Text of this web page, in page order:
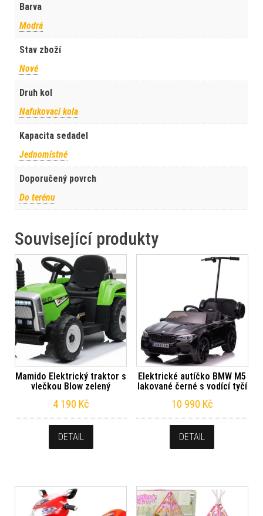
Barva
Modrá
Stav zboží
Nové
Druh kol
Nafukovací kola
Kapacita sedadel
Jednomístné
Doporučený povrch
Do terénu
Související produkty
Mamido Elektrický traktor s
vlečkou Blow zelený
4 190 Kč
DETAIL
Elektrické autíčko BMW M5
lakované černé s vodící tyčí
10 990 Kč
DETAIL